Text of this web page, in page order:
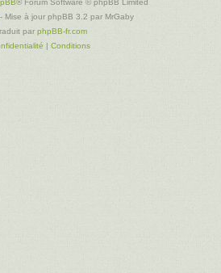
® Forum Software © phpBB Limited
Mise à jour phpBB 3.2 par MrGaby
par phpBB-fr.com
| Conditions